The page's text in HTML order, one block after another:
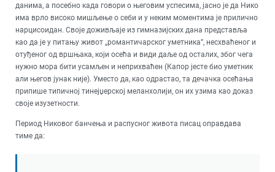
данима, а посебно када говори о његовим успесима, јасно је да Нико
има врло високо мишљење о себи и у неким моментима је прилично
нарцисоидан. Своје доживљаје из гимназијских дана представља
као да је у питању живот „романтичарског уметника”, несхваћеног и
отуђеног од вршњака, који осећа и види даље од осталих, због чега
нужно мора бити усамљен и неприхваћен (Капор јесте био уметник
али његов јунак није). Уместо да, као одрастао, та дечачка осећања
припише типичној тинејџерској меланхолији, он их узима као доказ
своје изузетности.
Период Никовог банчења и распусног живота писац оправдава
тиме да: